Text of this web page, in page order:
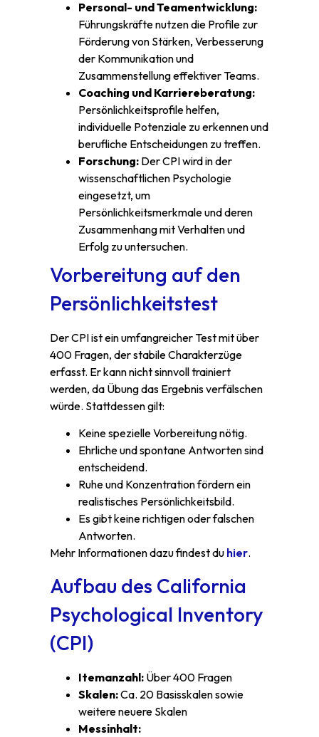
Personal- und Teamentwicklung:
Führungskräfte nutzen die Profile zur
Förderung von Stärken, Verbesserung
der Kommunikation und
Zusammenstellung effektiver Teams.
Coaching und Karriereberatung:
Persönlichkeitsprofile helfen,
individuelle Potenziale zu erkennen und
berufliche Entscheidungen zu treffen.
Forschung: Der CPI wird in der
wissenschaftlichen Psychologie
eingesetzt, um
Persönlichkeitsmerkmale und deren
Zusammenhang mit Verhalten und
Erfolg zu untersuchen.
Vorbereitung auf den
Persönlichkeitstest
Der CPI ist ein umfangreicher Test mit über
400 Fragen, der stabile Charakterzüge
erfasst. Er kann nicht sinnvoll trainiert
werden, da Übung das Ergebnis verfälschen
würde. Stattdessen gilt:
Keine spezielle Vorbereitung nötig.
Ehrliche und spontane Antworten sind
entscheidend.
Ruhe und Konzentration fördern ein
realistisches Persönlichkeitsbild.
Es gibt keine richtigen oder falschen
Antworten.
Mehr Informationen dazu findest du hier.
Aufbau des California
Psychological Inventory
(CPI)
Itemanzahl: Über 400 Fragen
Skalen:Ca. 20 Basisskalen sowie
weitere neuere Skalen
Messinhalt: